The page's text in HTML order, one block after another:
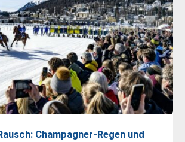
Champagner-Regen und